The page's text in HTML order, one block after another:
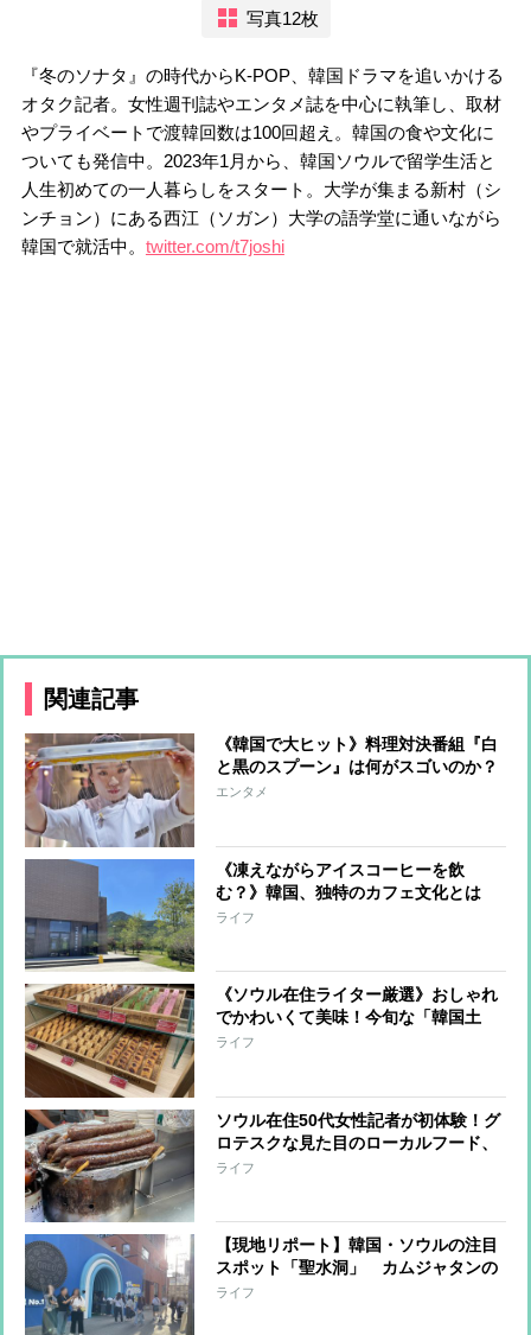
写真12枚
『冬のソナタ』の時代からK-POP、韓国ドラマを追いかける
オタク記者。女性週刊誌やエンタメ誌を中心に執筆し、取材
やプライベートで渡韓回数は100回超え。韓国の食や文化に
ついても発信中。2023年1月から、韓国ソウルで留学生活と
人生初めての一人暮らしをスタート。大学が集まる新村（シ
ンチョン）にある西江（ソガン）大学の語学堂に通いながら
韓国で就活中。 twitter.com/t7joshi
関連記事
《韓国で大ヒット》料理対決番組『白
と黒のスプーン』は何がスゴいのか？
「目隠し審査」「屈辱的な対比構図」
エンタメ
《凍えながらアイスコーヒーを飲
む？》韓国、独特のカフェ文化とは
語学留学中の50代ライターがおすすめ
ライフ
《ソウル在住ライター厳選》おしゃれ
でかわいくて美味！今旬な「韓国土
産」新定番
ライフ
ソウル在住50代女性記者が初体験！グ
ロテスクな見た目のローカルフード、
どじょうの伝統的スープ…この夏夢中
ライフ
【現地リポート】韓国・ソウルの注目
スポット「聖水洞」 カムジャタンの
大行列店、ブームの先駆けとなったヴ
ライフ